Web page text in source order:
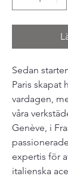
Sedan
Paris skapat
vardagen,
våra
Genève, i
expertis för
italienska